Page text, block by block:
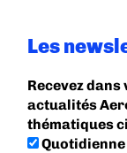
Les
Recevez
actualités
thématiques